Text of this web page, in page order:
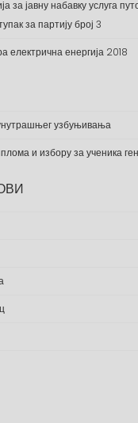
за јавну набавку услуга
за партију број 3
електрична енергија 2018
узбуњивања
и избору за ученика